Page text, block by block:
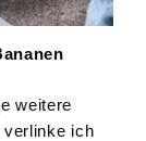
weitere
verlinke ich